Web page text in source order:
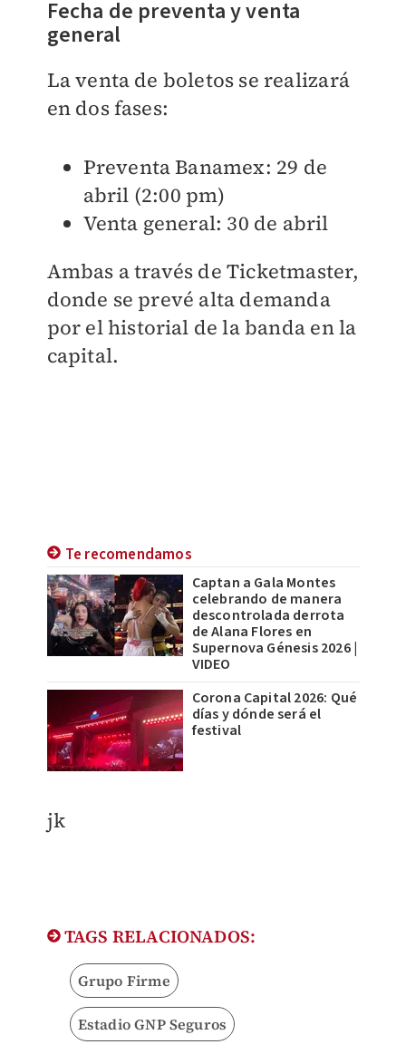
Fecha de preventa y venta
general
La venta de boletos se realizará
en dos fases:
Preventa Banamex: 29 de
abril (2:00 pm)
Venta general: 30 de abril
Ambas a través de Ticketmaster,
donde se prevé alta demanda
por el historial de la banda en la
capital.
Te recomendamos
Captan a Gala Montes
celebrando de manera
descontrolada derrota
de Alana Flores en
Supernova Génesis 2026 |
VIDEO
Corona Capital 2026: Qué
días y dónde será el
festival
jk
TAGS RELACIONADOS:
Grupo Firme
Estadio GNP Seguros